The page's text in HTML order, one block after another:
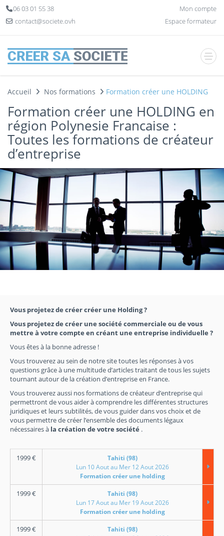
06 03 01 55 38
contact@societe.ovh
Mon compte
Espace formateur
Accueil Nos formations Formation créer une HOLDING
Formation créer une HOLDING en
région Polynesie Francaise :
Toutes les formations de créateur
d’entreprise
Vous projetez de créer créer une Holding ?
Vous projetez de créer une société commerciale ou de vous
mettre à votre compte en créant une entreprise individuelle ?
Vous êtes à la bonne adresse !
Vous trouverez au sein de notre site toutes les réponses à vos
questions grâce à une multitude d’articles traitant de tous les sujets
tournant autour de la création d’entreprise en France.
Vous trouverez aussi nos formations de créateur d’entreprise qui
permettront de vous aider à comprendre les différentes structures
juridiques et leurs subtilités, de vous guider dans vos choix et de
vous permettre de créer l’ensemble des documents légaux
nécessaires à la création de votre société .
1999€
Tahiti (98)
Lun 10 Aout au Mer 12 Aout 2026
Formation créer une holding
1999€
Tahiti (98)
Lun 17 Aout au Mer 19 Aout 2026
Formation créer une holding
1999€
Tahiti (98)
Panneau de gestion des cookies